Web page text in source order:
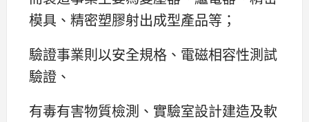
模具、精密塑膠射出成型產品等；
驗證事業則以安全規格、電磁相容性測試
驗證、
有毒有害物質檢測、實驗室設計建造及軟